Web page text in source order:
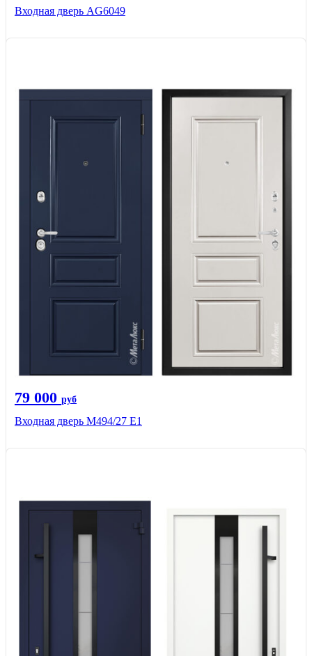
Входная дверь AG6049
79 000 руб
Входная дверь М494/27 Е1